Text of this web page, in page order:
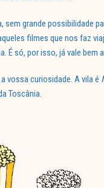
sem grande possibilidade
filmes que nos faz
É só, por isso, já vale bem
vossa curiosidade. A vila é
Toscânia.